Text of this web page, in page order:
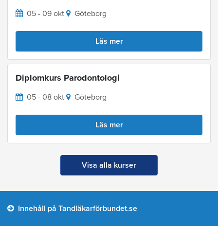
05 - 09 okt Göteborg
Läs mer
Diplomkurs Parodontologi
05 - 08 okt Göteborg
Läs mer
Visa alla kurser
Innehåll på Tandläkarförbundet.se